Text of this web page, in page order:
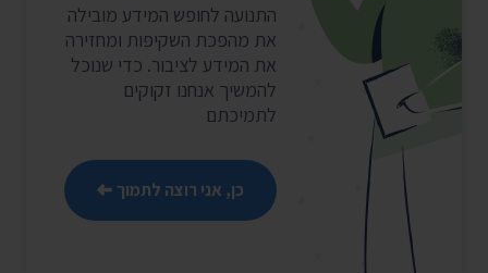
התנועה לחופש המידע מובילה
את מהפכת השקיפות ומחזירה
את המידע לציבור. כדי שנוכל
להמשיך אנחנו זקוקים
לתמיכתם
כן, אני רוצה לתמוך